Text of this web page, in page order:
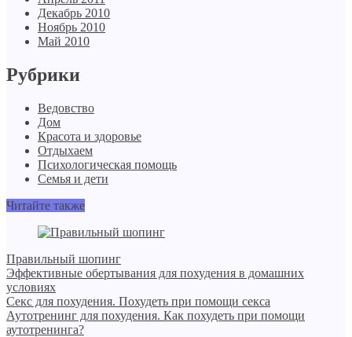
Декабрь 2010
Ноябрь 2010
Май 2010
Рубрики
Ведовство
Дом
Красота и здоровье
Отдыхаем
Психологическая помощь
Семья и дети
Читайте также
Правильный шопинг
Эффективные обертывания для похудения в домашних
условиях
Секс для похудения. Похудеть при помощи секса
Аутотренинг для похудения. Как похудеть при помощи
аутотренинга?